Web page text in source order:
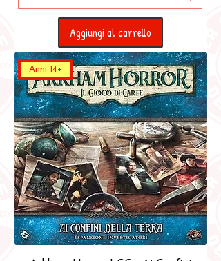
Aggiungi al carrello
Anni 14+